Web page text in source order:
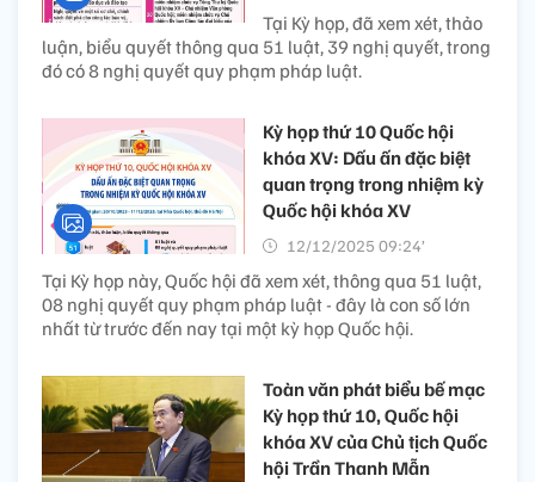
Tại Kỳ họp, đã xem xét, thảo
luận, biểu quyết thông qua 51 luật, 39 nghị quyết, trong
đó có 8 nghị quyết quy phạm pháp luật.
Kỳ họp thứ 10 Quốc hội
khóa XV: Dấu ấn đặc biệt
quan trọng trong nhiệm kỳ
Quốc hội khóa XV
12/12/2025 09:24’
Tại Kỳ họp này, Quốc hội đã xem xét, thông qua 51 luật,
08 nghị quyết quy phạm pháp luật - đây là con số lớn
nhất từ trước đến nay tại một kỳ họp Quốc hội.
Toàn văn phát biểu bế mạc
Kỳ họp thứ 10, Quốc hội
khóa XV của Chủ tịch Quốc
hội Trần Thanh Mẫn